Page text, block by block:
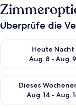
Überprüfe die
Heute Nacht
Aug. 8 - Aug. 9
Überprüfe die
Dieses
Aug. 14 - Aug.
Überprüfe die